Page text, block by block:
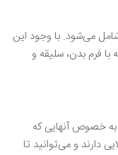
می‌شود. با وجود این
با فرم بدن، سلیقه و
خصوص آنهایی که
دارند و می‌توانید تا